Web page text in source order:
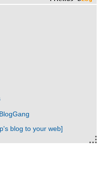
blog to your web]